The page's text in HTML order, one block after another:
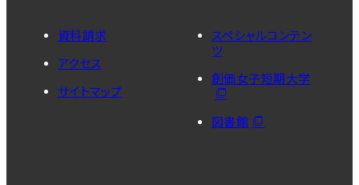
資料請求
アクセス
サイトマップ
スペシャルコンテン
ツ
創価女子短期大学
図書館